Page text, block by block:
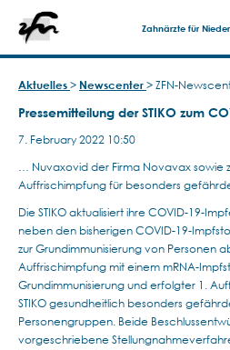
Zahnärzte für
Aktuelles > Newscenter > ZFN-
Pressemitteilung der STIKO zum
7. February 2022 10:50
… Nuvaxovid der Firma Novavax sowie
Auffrischimpfung für besonders
Die STIKO aktualisiert ihre COVID-19-
neben den bisherigen COVID-19-
zur Grundimmunisierung von Personen
Auffrischimpfung mit einem mRNA-
Grundimmunisierung und erfolgter 1.
STIKO gesundheitlich besonders
Personengruppen. Beide
vorgeschriebene